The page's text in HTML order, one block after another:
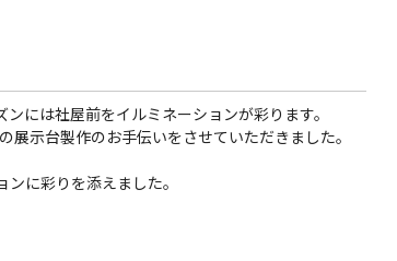
には社屋前をイルミネーションが彩ります。
示台製作のお手伝いをさせていただきました。
に彩りを添えました。